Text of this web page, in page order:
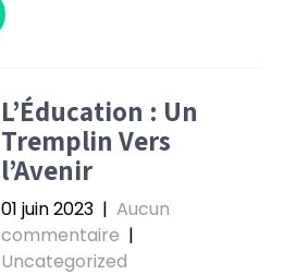
L’Éducation : Un
Tremplin Vers
l’Avenir
01 juin 2023 | Aucun
commentaire |
Uncategorized